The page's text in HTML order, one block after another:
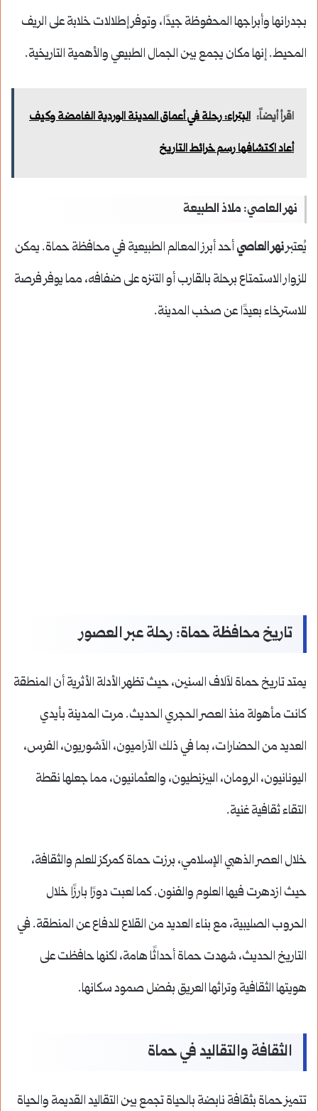
بجدرانها وأبراجها المحفوظة جيدًا، وتوفر إطلالات خلابة على الريف
المحيط. إنها مكان يجمع بين الجمال الطبيعي والأهمية التاريخية.
اقرأ أيضاً: البتراء: رحلة في أعماق المدينة الوردية الغامضة وكيف
أعاد اكتشافها رسم خرائط التاريخ
نهر العاصي: ملاذ الطبيعة
يُعتبرنهر العاصيأحد أبرز المعالم الطبيعية في محافظة حماة. يمكن
للزوار الاستمتاع برحلة بالقارب أو التنزه على ضفافه، مما يوفر فرصة
للاسترخاء بعيدًا عن صخب المدينة.
تاريخ محافظة حماة: رحلة عبر العصور
يمتد تاريخ حماة لآلاف السنين، حيث تظهر الأدلة الأثرية أن المنطقة
كانت مأهولة منذ العصر الحجري الحديث. مرت المدينة بأيدي
العديد من الحضارات، بما في ذلك الآراميون، الآشوريون، الفرس،
اليونانيون، الرومان، البيزنطيون، والعثمانيون، مما جعلها نقطة
التقاء ثقافية غنية.
خلال العصر الذهبي الإسلامي، برزت حماة كمركز للعلم والثقافة،
حيث ازدهرت فيها العلوم والفنون. كما لعبت دورًا بارزًا خلال
الحروب الصليبية، مع بناء العديد من القلاع للدفاع عن المنطقة. في
التاريخ الحديث، شهدت حماة أحداثًا هامة، لكنها حافظت على
هويتها الثقافية وتراثها العريق بفضل صمود سكانها.
الثقافة والتقاليد في حماة
تتميز حماة بثقافة نابضة بالحياة تجمع بين التقاليد القديمة والحياة